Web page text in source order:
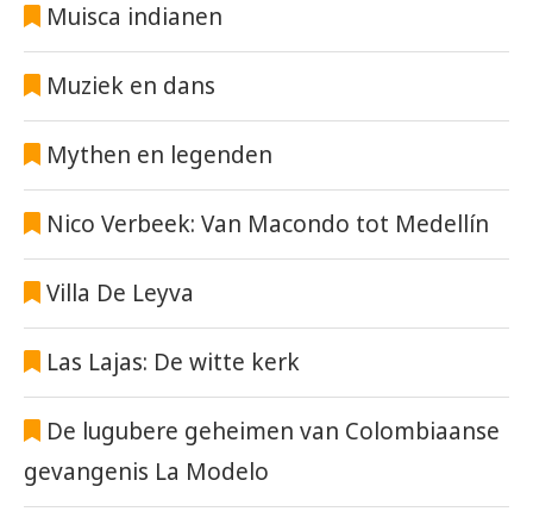
Muisca indianen
Muziek en dans
Mythen en legenden
Nico Verbeek: Van Macondo tot Medellín
Villa De Leyva
Las Lajas: De witte kerk
De lugubere geheimen van Colombiaanse
gevangenis La Modelo